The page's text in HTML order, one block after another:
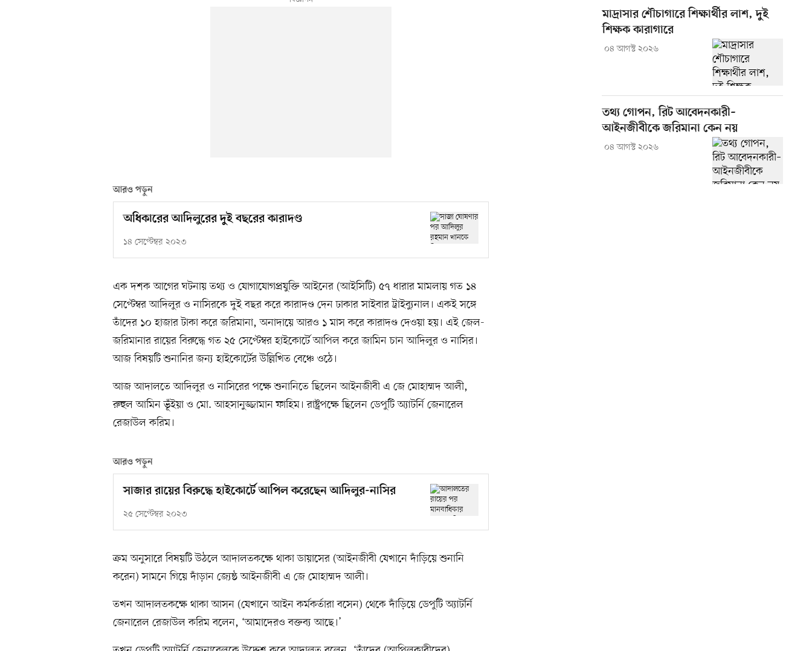
আরও পড়ুন
অধিকারের আদিলুরের দুই বছরের কারাদণ্ড
১৪ সেপ্টেম্বর ২০২৩
এক দশক আগের ঘটনায় তথ্য ও যোগাযোগপ্রযুক্তি আইনের (আইসিটি) ৫৭ ধারার মামলায় গত ১৪
সেপ্টেম্বর আদিলুর ও নাসিরকে দুই বছর করে কারাদণ্ড দেন ঢাকার সাইবার ট্রাইব্যুনাল। একই সঙ্গে
তাঁদের ১০ হাজার টাকা করে জরিমানা, অনাদায়ে আরও ১ মাস করে কারাদণ্ড দেওয়া হয়। এই জেল-
জরিমানার রায়ের বিরুদ্ধে গত ২৫ সেপ্টেম্বর হাইকোর্টে আপিল করে জামিন চান আদিলুর ও নাসির।
আজ বিষয়টি শুনানির জন্য হাইকোর্টের উল্লিখিত বেঞ্চে ওঠে।
আজ আদালতে আদিলুর ও নাসিরের পক্ষে শুনানিতে ছিলেন আইনজীবী এ জে মোহাম্মদ আলী,
রুহুল আমিন ভূঁইয়া ও মো. আহসানুজ্জামান ফাহিম। রাষ্ট্রপক্ষে ছিলেন ডেপুটি অ্যাটর্নি জেনারেল
রেজাউল করিম।
আরও পড়ুন
সাজার রায়ের বিরুদ্ধে হাইকোর্টে আপিল করেছেন আদিলুর-নাসির
২৫ সেপ্টেম্বর ২০২৩
ক্রম অনুসারে বিষয়টি উঠলে আদালতকক্ষে থাকা ডায়াসের (আইনজীবী যেখানে দাঁড়িয়ে শুনানি
করেন) সামনে গিয়ে দাঁড়ান জ্যেষ্ঠ আইনজীবী এ জে মোহাম্মদ আলী।
তখন আদালতকক্ষে থাকা আসন (যেখানে আইন কর্মকর্তারা বসেন) থেকে দাঁড়িয়ে ডেপুটি অ্যাটর্নি
জেনারেল রেজাউল করিম বলেন, ‘আমাদেরও বক্তব্য আছে।’
মাদ্রাসার শৌচাগারে শিক্ষার্থীর লাশ, দুই
শিক্ষক কারাগারে
০৪ আগস্ট ২০২৬
তথ্য গোপন, রিট আবেদনকারী–
আইনজীবীকে জরিমানা কেন নয়
০৪ আগস্ট ২০২৬